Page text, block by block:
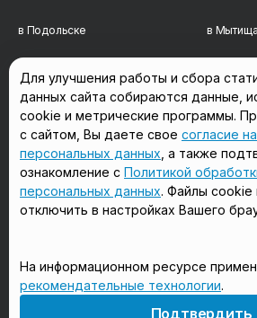
в Подольске в
в Сергиевом Посаде в
в Красногорске в
в Домодедово в Щёлково
Мы в соцсетях
Для улучшения работы и сбора
данных сайта собираются данные,
cookie и метрические программы.
с сайтом, Вы даете свое согласие
персональных данных , а также
ознакомление с Политикой
персональных данных. Файлы
отключить в настройках Вашего
На информационном ресурсе
рекомендательные технологии.
Подтвердить